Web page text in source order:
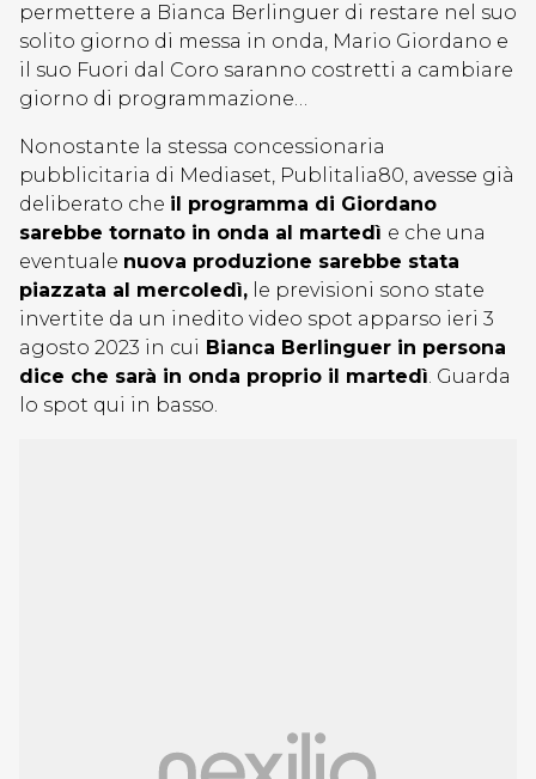
permettere a Bianca Berlinguer di restare nel suo
solito giorno di messa in onda, Mario Giordano e
il suo Fuori dal Coro saranno costretti a cambiare
giorno di programmazione…
Nonostante la stessa concessionaria
pubblicitaria di Mediaset, Publitalia80, avesse già
deliberato che il programma di Giordano
sarebbe tornato in onda al martedì e che una
eventuale nuova produzione sarebbe stata
piazzata al mercoledì, le previsioni sono state
invertite da un inedito video spot apparso ieri 3
agosto 2023 in cui Bianca Berlinguer in persona
dice che sarà in onda proprio il martedì. Guarda
lo spot qui in basso.